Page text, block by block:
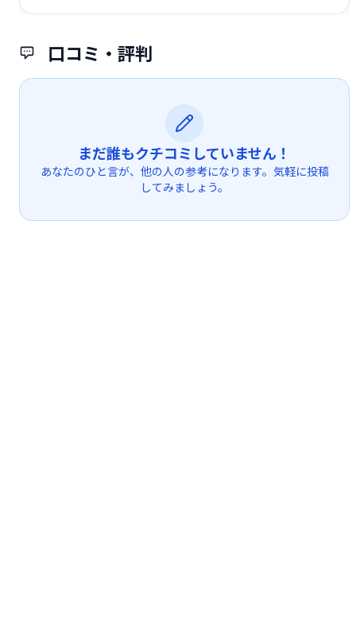
口コミ・評判
まだ誰もクチコミしていません！
あなたのひと言が、他の人の参考になります。気軽に投稿
してみましょう。